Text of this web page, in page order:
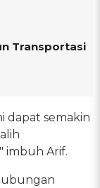
Transportasi
dapat semakin
imbuh Arif.